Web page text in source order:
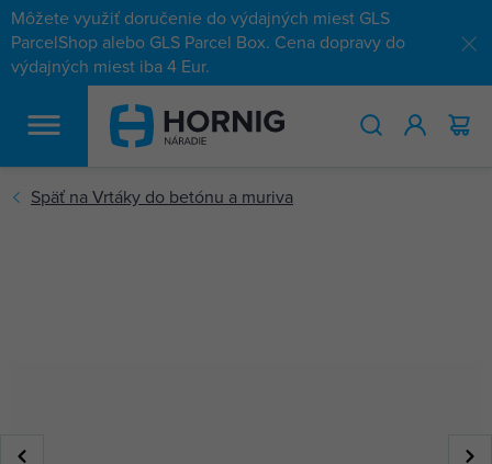
Môžete využiť doručenie do výdajných miest GLS
ParcelShop alebo GLS Parcel Box. Cena dopravy do
výdajných miest iba 4 Eur.
HĽADAŤ